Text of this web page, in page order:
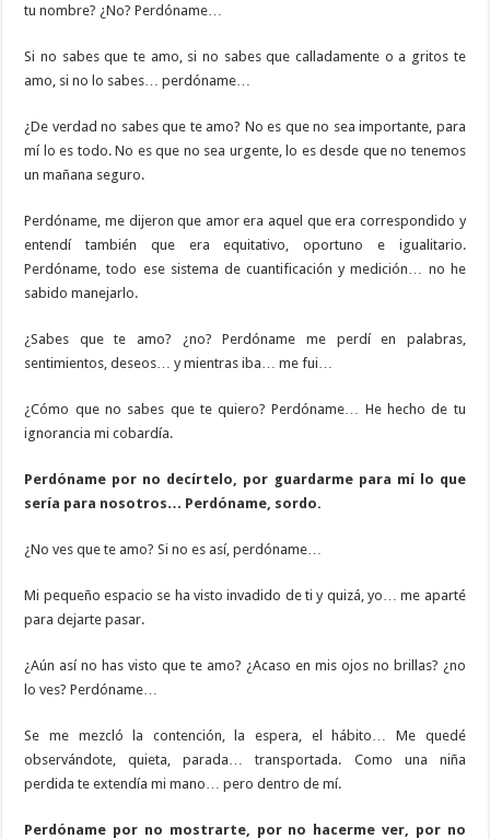
tu nombre? ¿No? Perdóname…
Si no sabes que te amo, si no sabes que calladamente o a gritos te
amo, si no lo sabes… perdóname…
¿De verdad no sabes que te amo? No es que no sea importante, para
mí lo es todo. No es que no sea urgente, lo es desde que no tenemos
un mañana seguro.
Perdóname, me dijeron que amor era aquel que era correspondido y
entendí también que era equitativo, oportuno e igualitario.
Perdóname, todo ese sistema de cuantificación y medición… no he
sabido manejarlo.
¿Sabes que te amo? ¿no? Perdóname me perdí en palabras,
sentimientos, deseos… y mientras iba… me fui…
¿Cómo que no sabes que te quiero? Perdóname… He hecho de tu
ignorancia mi cobardía.
Perdóname por no decírtelo, por guardarme para mí lo que
sería para nosotros… Perdóname, sordo.
¿No ves que te amo? Si no es así, perdóname…
Mi pequeño espacio se ha visto invadido de ti y quizá, yo… me aparté
para dejarte pasar.
¿Aún así no has visto que te amo? ¿Acaso en mis ojos no brillas? ¿no
lo ves? Perdóname…
Se me mezcló la contención, la espera, el hábito… Me quedé
observándote, quieta, parada… transportada. Como una niña
perdida te extendía mi mano… pero dentro de mí.
Perdóname por no mostrarte, por no hacerme ver, por no